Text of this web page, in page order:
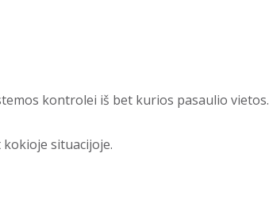
kontrolei iš bet kurios pasaulio vietos.
situacijoje.